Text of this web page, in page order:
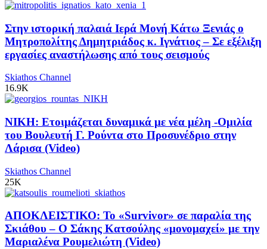
Στην ιστορική παλαιά Ιερά Μονή Κάτω Ξενιάς ο
Μητροπολίτης Δημητριάδος κ. Ιγνάτιος – Σε εξέλιξη
εργασίες αναστήλωσης από τους σεισμούς
Skiathos Channel
16.9K
ΝΙΚΗ: Ετοιμάζεται δυναμικά με νέα μέλη -Ομιλία
του Βουλευτή Γ. Ρούντα στο Προσυνέδριο στην
Λάρισα (Video)
Skiathos Channel
25K
ΑΠΟΚΛΕΙΣΤΙΚΟ: Το «Survivor» σε παραλία της
Σκιάθου – Ο Σάκης Κατσούλης «μονομαχεί» με την
Μαριαλένα Ρουμελιώτη (Video)